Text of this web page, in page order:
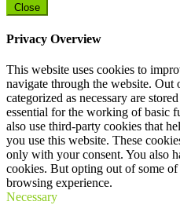
Close
Privacy Overview
This website uses cookies to
navigate through the website. Out
categorized as necessary are
essential for the working of basic
also use third-party cookies that
you use this website. These
only with your consent. You also
cookies. But opting out of some
browsing experience.
Necessary